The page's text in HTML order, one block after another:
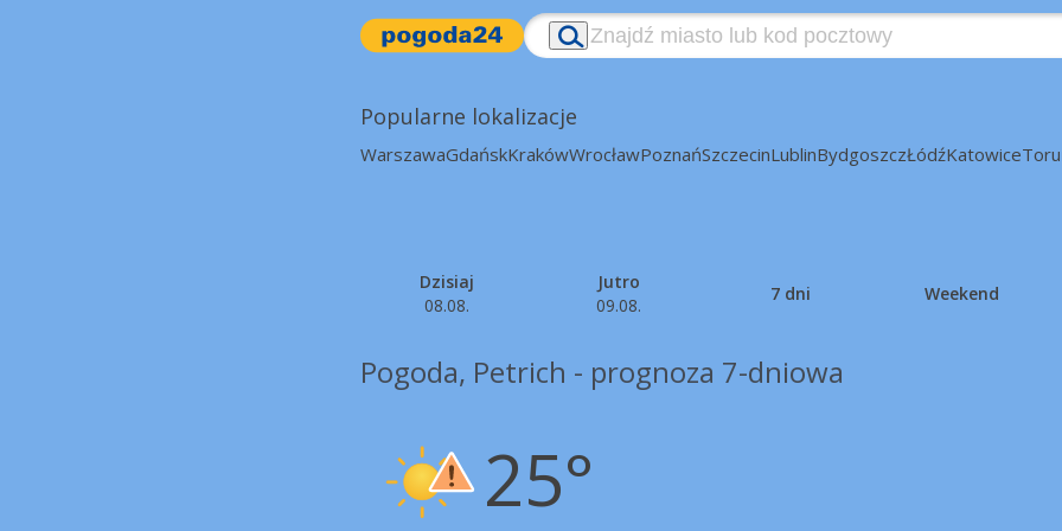
Popularne lokalizacje
WarszawaGdańskKrakówWrocławPoznańSzczecinLublinBydgoszczŁódźKatowice
Dzisiaj
08.08.
Jutro
09.08.
7 dni Weekend
Pogoda, Petrich - prognoza 7-dniowa
25°